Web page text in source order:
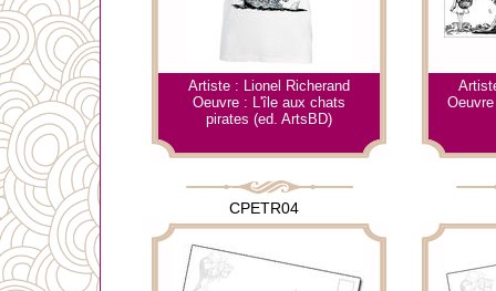
Artiste : Lionel Richerand
Oeuvre : L'île aux chats
pirates (ed. ArtsBD)
CPETR04